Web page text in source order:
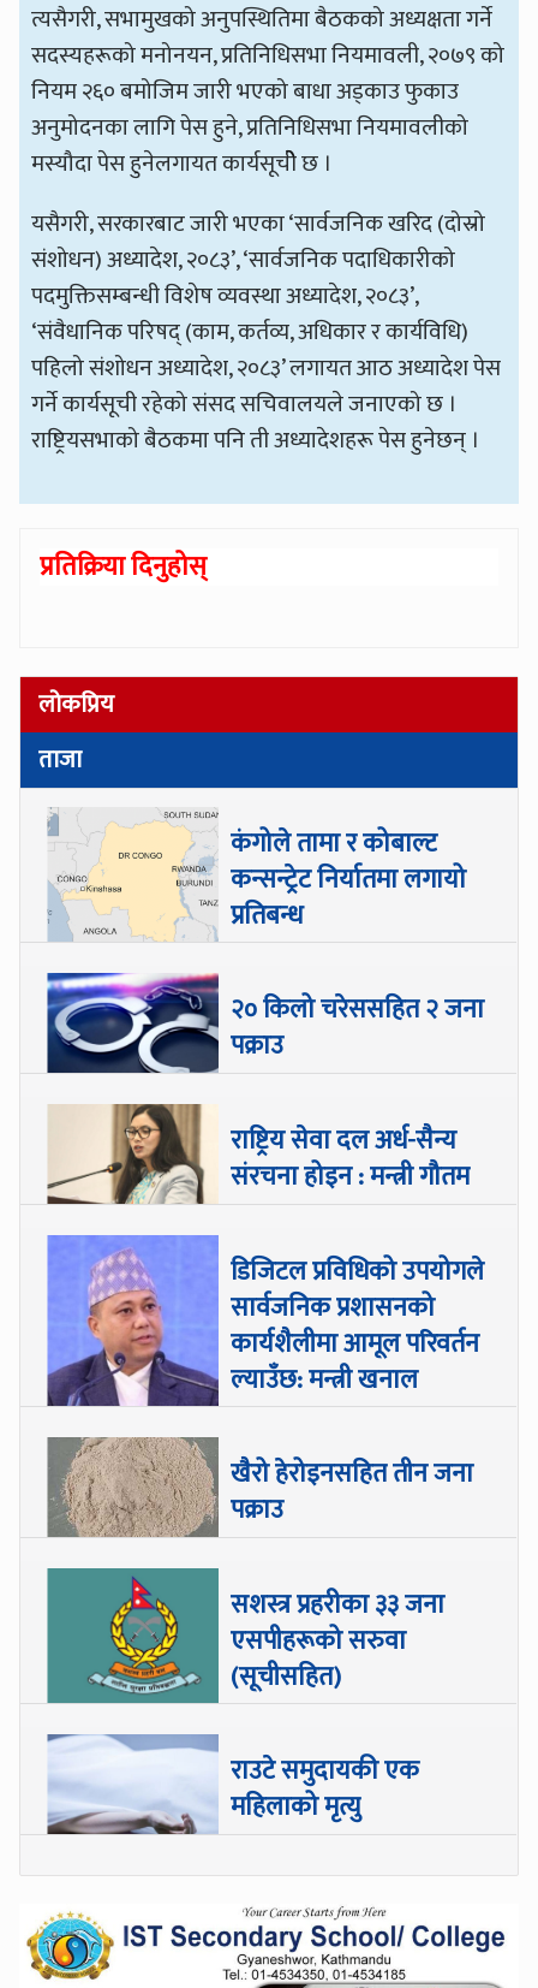
त्यसैगरी, सभामुखको अनुपस्थितिमा बैठकको अध्यक्षता गर्ने
सदस्यहरूको मनोनयन, प्रतिनिधिसभा नियमावली, २०७९ को
नियम २६० बमोजिम जारी भएको बाधा अड्काउ फुकाउ
अनुमोदनका लागि पेस हुने, प्रतिनिधिसभा नियमावलीको
मस्यौदा पेस हुनेलगायत कार्यसूचीे छ ।
यसैगरी, सरकारबाट जारी भएका ‘सार्वजनिक खरिद (दोस्रो
संशोधन) अध्यादेश, २०८३’, ‘सार्वजनिक पदाधिकारीको
पदमुक्तिसम्बन्धी विशेष व्यवस्था अध्यादेश, २०८३’,
‘संवैधानिक परिषद् (काम, कर्तव्य, अधिकार र कार्यविधि)
पहिलो संशोधन अध्यादेश, २०८३’ लगायत आठ अध्यादेश पेस
गर्ने कार्यसूची रहेको संसद सचिवालयले जनाएको छ ।
राष्ट्रियसभाको बैठकमा पनि ती अध्यादेशहरू पेस हुनेछन् ।
प्रतिक्रिया दिनुहोस्
लोकप्रिय
ताजा
कंगोले तामा र कोबाल्ट
कन्सन्ट्रेट निर्यातमा लगायो
प्रतिबन्ध
२० किलो चरेससहित २ जना
पक्राउ
राष्ट्रिय सेवा दल अर्ध-सैन्य
संरचना होइन : मन्त्री गौतम
डिजिटल प्रविधिको उपयोगले
सार्वजनिक प्रशासनको
कार्यशैलीमा आमूल परिवर्तन
ल्याउँछ: मन्त्री खनाल
खैरो हेरोइनसहित तीन जना
पक्राउ
सशस्त्र प्रहरीका ३३ जना
एसपीहरूको सरुवा
(सूचीसहित)
राउटे समुदायकी एक
महिलाको मृत्यु